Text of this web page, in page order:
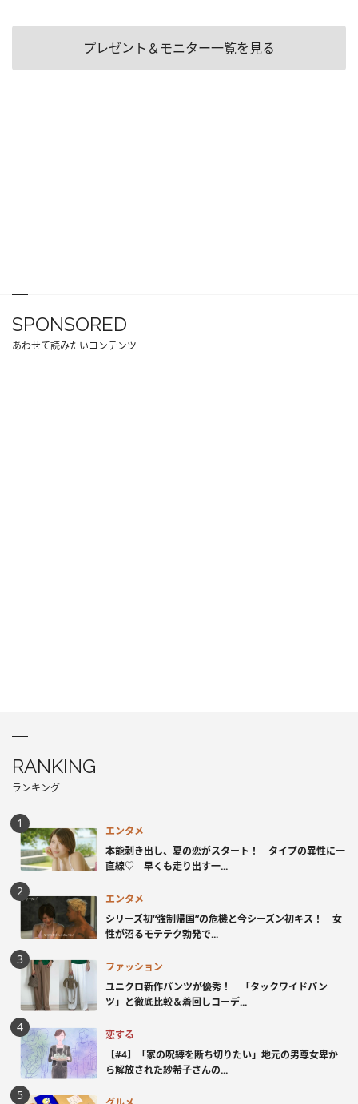
プレゼント＆モニター一覧を見る
SPONSORED
あわせて読みたいコンテンツ
RANKING
ランキング
エンタメ
本能剥き出し、夏の恋がスタート！ タイプの異性に一
直線♡ 早くも走り出す一...
エンタメ
シリーズ初“強制帰国”の危機と今シーズン初キス！ 女
性が沼るモテテク勃発で...
ファッション
ユニクロ新作パンツが優秀！ 「タックワイドパン
ツ」と徹底比較＆着回しコーデ...
恋する
【#4】「家の呪縛を断ち切りたい」地元の男尊女卑か
ら解放された紗希子さんの...